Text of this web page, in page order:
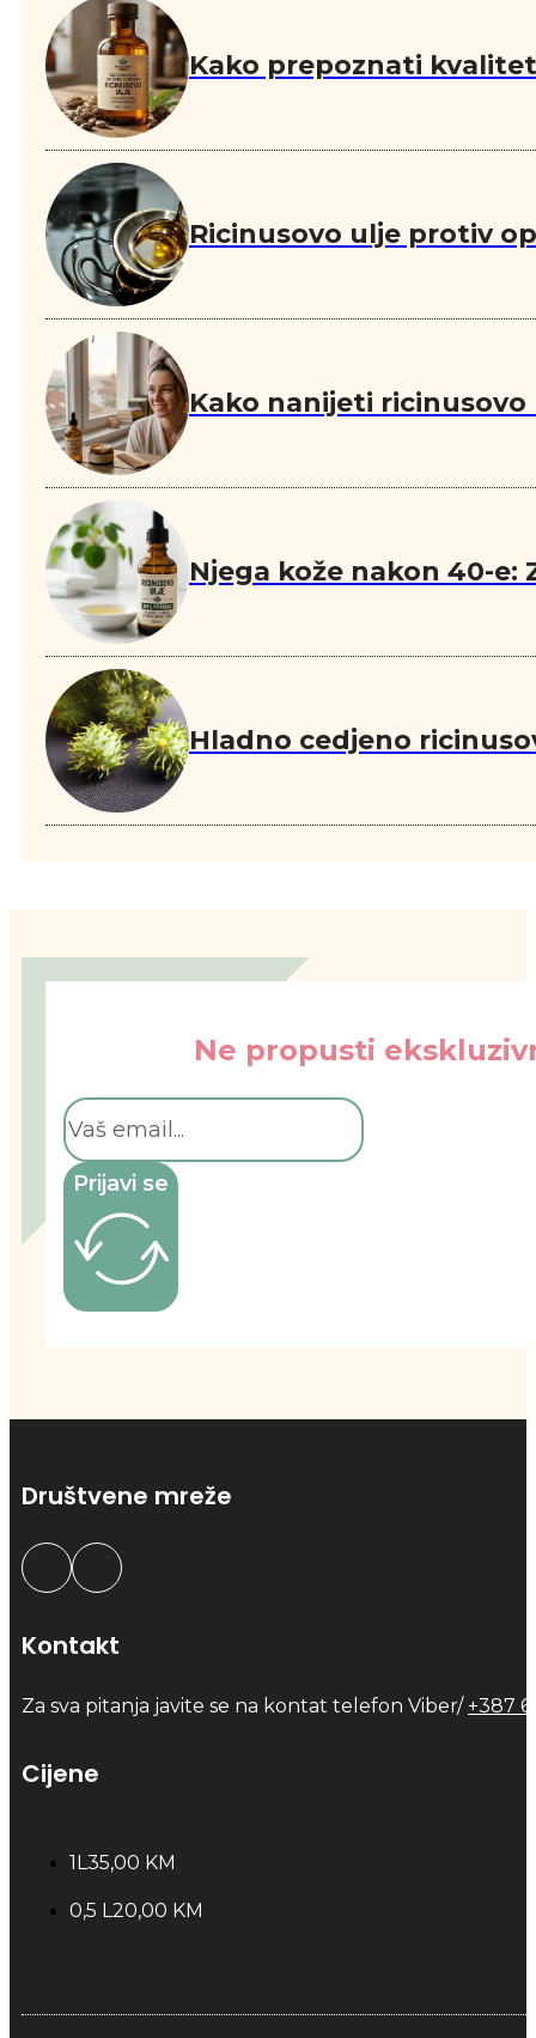
Kako prepoznati
Ricinusovo ulje protiv
Kako nanijeti ricinusovo
Njega kože nakon 40-
Hladno cedjeno
Ne propusti
Prijavi se
Društvene mreže
Kontakt
Za sva pitanja javite se na kontat telefon Viber/ +387
Cijene
1L35,00 KM
0,5 L20,00 KM